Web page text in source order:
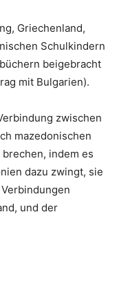
Griechenland,
Schulkindern
beigebracht
mit Bulgarien).
zwischen
mazedonischen
indem es
dazu zwingt, sie
und der